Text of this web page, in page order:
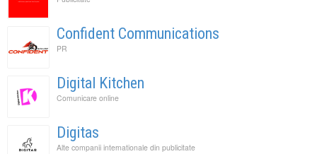
Confident Communications
PR
Digital Kitchen
Comunicare online
Digitas
Alte companii internationale din publicitate